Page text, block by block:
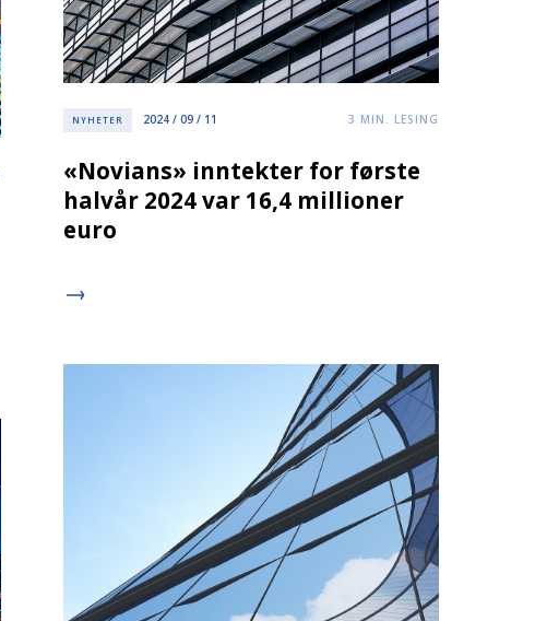
NYHETER 2024 / 09 / 11 3 MIN. LESING
«Novians» inntekter for første
halvår 2024 var 16,4 millioner
euro